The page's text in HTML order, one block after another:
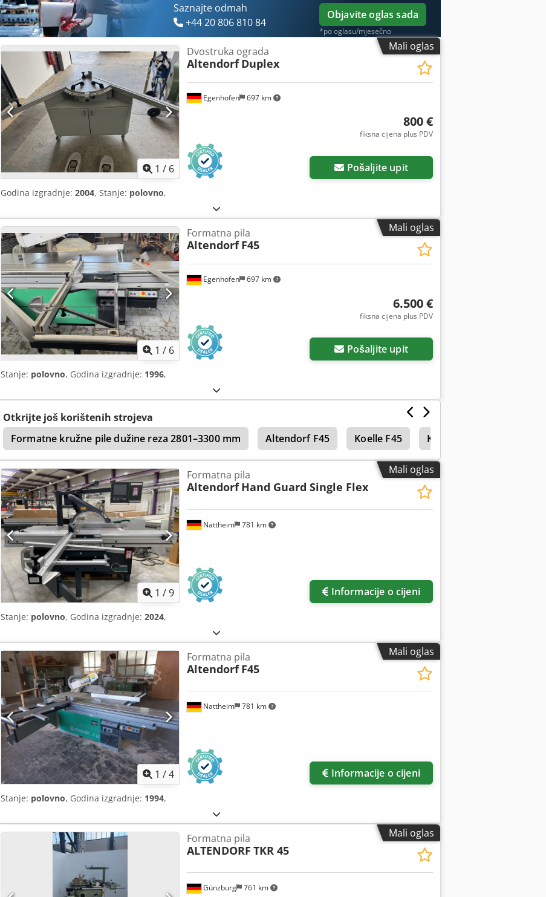
Saznajte odmah
+44 20 806 810 84
Objavite oglas sada
*po oglasu/mjesečno
Mali oglas
1 / 6
Egenhofen 697 km
Dvostruka ograda
Altendorf Duplex
800 €
fiksna cijena plus PDV
Pošaljite upit
Godina izgradnje: 2004, Stanje: polovno,
Mali oglas
1 / 6
Egenhofen 697 km
Formatna pila
Altendorf F45
6.500 €
fiksna cijena plus PDV
Pošaljite upit
Stanje: polovno, Godina izgradnje: 1996,
Otkrijte još korištenih strojeva
Formatne kružne pile dužine reza 2801–3300 mm
Altendorf F45 Koelle F45 Klizna
Mali oglas
1 /9
Nattheim 781 km
Formatna pila
Altendorf Hand Guard Single Flex
Informacije o cijeni
Stanje: polovno, Godina izgradnje: 2024,
Mali oglas
1 /4
Nattheim 781 km
Formatna pila
Altendorf F45
Informacije o cijeni
Stanje: polovno, Godina izgradnje: 1994,
Mali oglas
Günzburg 761 km
Formatna pila
ALTENDORF TKR 45